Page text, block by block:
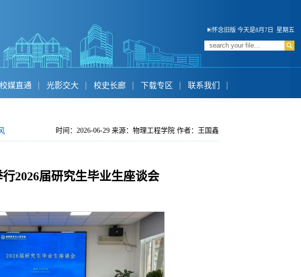
怀念旧版 今天是8月7日 星期五
校媒直通 光影交大 校史长廊 下载专区 联系我们
时间：2026-06-29 来源：物理工程学院 作者：王国鑫
2026届研究生毕业生座谈会